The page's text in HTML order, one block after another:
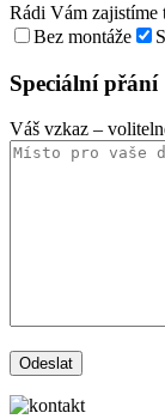
Rádi Vám zajistíme
Bez montáže
Speciální přání
Váš vzkaz –